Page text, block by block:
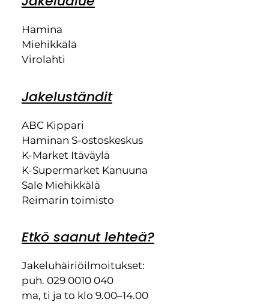
Hamina
Miehikkälä
Virolahti
Jakeluständit
ABC Kippari
Haminan S-ostoskeskus
K-Market Itäväylä
K-Supermarket Kanuuna
Sale Miehikkälä
Reimarin toimisto
Etkö saanut lehteä?
Jakeluhäiriöilmoitukset:
puh. 029 0010 040
ma, ti ja to klo 9.00–14.00